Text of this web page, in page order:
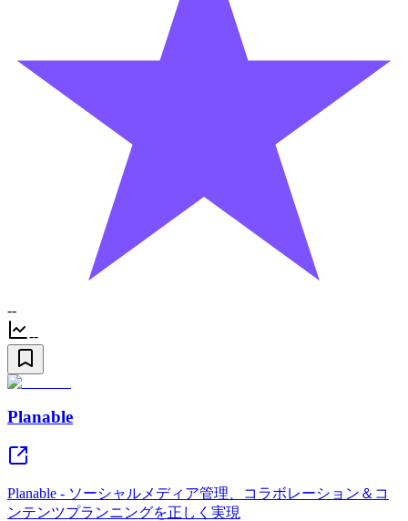
--
--
Planable
Planable - ソーシャルメディア管理、コラボレーション＆コ
ンテンツプランニングを正しく実現